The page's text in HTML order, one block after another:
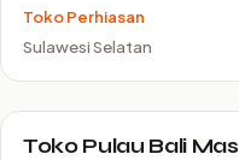
Toko Perhiasan
Sulawesi Selatan
Toko Pulau Bali Mas